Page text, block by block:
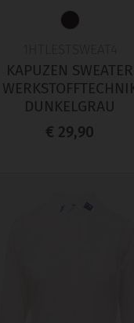
KAPUZEN SWEATER
DUNKELGRAU
€ 29,90